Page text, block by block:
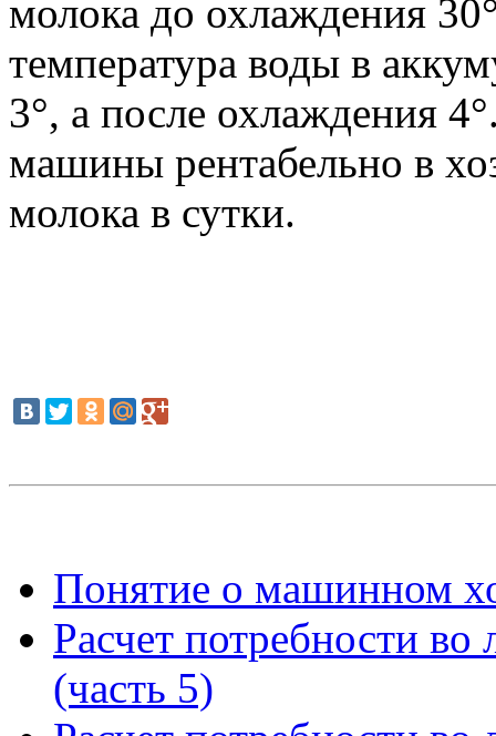
молока до охлаждения
температура воды в
3°, а после охлаждения
машины рентабельно в
молока в сутки.
Понятие о машинном
Расчет потребности во
(часть 5)